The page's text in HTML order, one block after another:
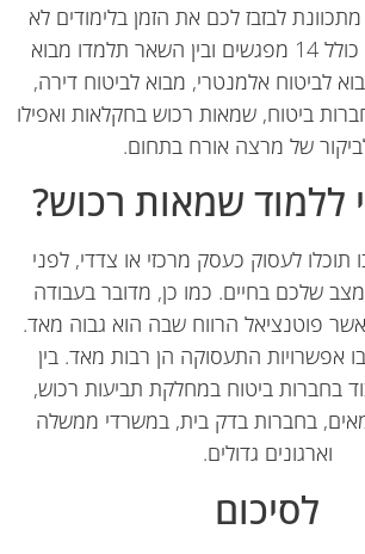
לבזבז לכם את הזמן בלימודים לא
רלוונטיים. הקורס כולל 14 מפגשים ובין השאר תלמדו מבוא
אלמנטרי, מבוא לביטוח דירה,
ביטוח, שמאות רכוש בחקלאות ואפילו
של מרצה אורח בתחום.
שמאות רכוש?
לעסוק כעסק מרכזי או צדדי, לפני
שלכם בחיים. כמו כן, מדובר בעבודה
פוטנציאל הרווח שבה הוא גבוה מאד.
התעסוקה הן רבות מאד. בין
ביטוח במחלקת תביעות רכוש,
בחברות בדק בית, במשרדי ממשלה
וארגונים גדולים.
לסיכום